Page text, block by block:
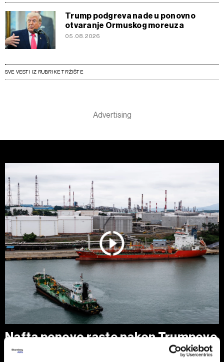
Trump podgreva nade u ponovno
otvaranje Ormuskog moreuza
05.08.2026
SVE VESTI IZ RUBRIKE TRŽIŠTE
Nafta ponovo raste nakon Trumpove
poruke Iranu